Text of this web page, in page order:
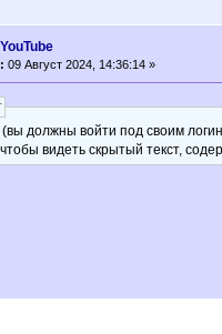
09 Август 2024, 14:36:14 »
должны войти под своим
видеть скрытый текст,